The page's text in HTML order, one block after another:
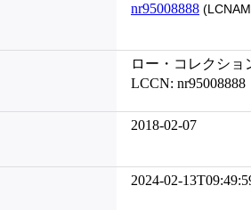
nr95008888
ロー・コレクショ
LCCN: nr95008888
2018-02-07
2024-02-